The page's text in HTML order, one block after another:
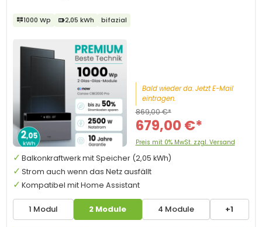
1000 Wp 2,05 kWh bifazial
1 Modul 2 Module 4 Module +1
Bald wieder da. Jetzt E-Mail
eintragen.
679,00 €*
869,00 €*
Preis mit 0% MwSt. zzgl. Versand
Balkonkraftwerk mit Speicher (2,05 kWh)
Strom auch wenn das Netz ausfällt
Kompatibel mit Home Assistant